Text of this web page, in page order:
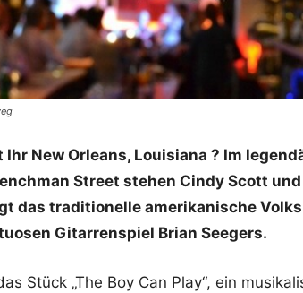
Ihr New Orleans, Louisiana ? Im
Street stehen Cindy Scott
das traditionelle amerikanische
Gitarrenspiel Brian Seegers.
Stück „The Boy Can Play“, ein